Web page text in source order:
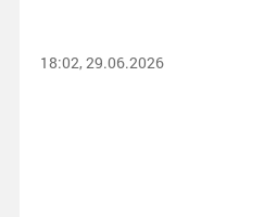
18:02, 29.06.2026